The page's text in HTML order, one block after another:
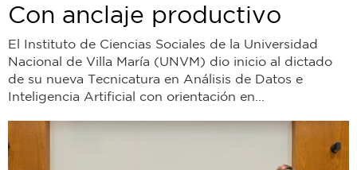
Con anclaje productivo
El Instituto de Ciencias Sociales de la Universidad
Nacional de Villa María (UNVM) dio inicio al dictado
de su nueva Tecnicatura en Análisis de Datos e
Inteligencia Artificial con orientación en...